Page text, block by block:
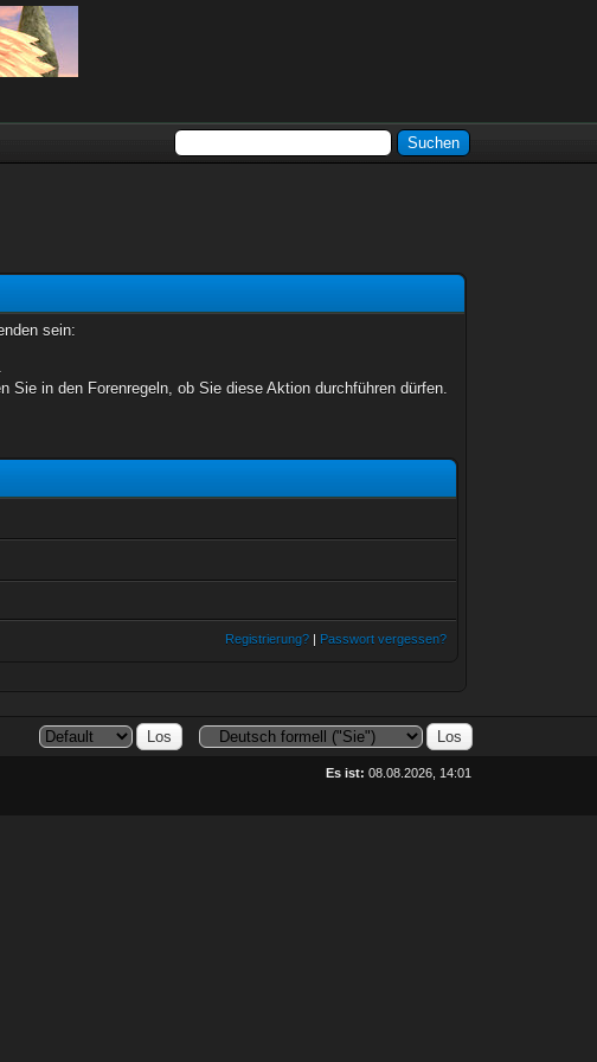
sein:
Sie in den Forenregeln, ob Sie diese Aktion durchführen dürfen.
Registrierung? | Passwort vergessen?
Es ist: 08.08.2026, 14:01